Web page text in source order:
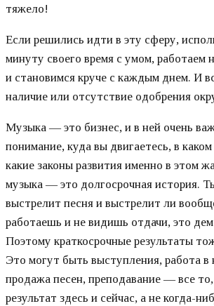
тяжело!
Если решились идти в эту сферу,
минуту своего время с умом, работаем
и становимся круче с каждым днем. И
наличие или отсутствие одобрения
Музыка — это бизнес, и в ней очень
понимание, куда вы двигаетесь, в
какие законы развития именно в этом
музыка — это долгосрочная история.
выстрелит песня и выстрелит ли
работаешь и не видишь отдачи, это
Поэтому краткосрочные результаты
Это могут быть выступления, работа в
продажа песен, преподавание — все
результат здесь и сейчас, а не когда-